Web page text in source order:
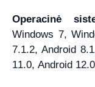
Operacinė
Windows 7,
7.1.2, Android
11.0, Android